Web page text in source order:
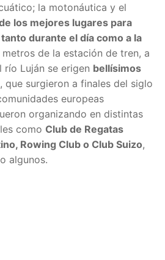
la motonáutica y el
los mejores lugares para
durante el día como a la
metros de la estación de tren, a
río Luján se erigen bellísimos
, que surgieron a finales del siglo
europeas
organizando en distintas
como Club de Regatas
Rowing Club o Club Suizo,
algunos.